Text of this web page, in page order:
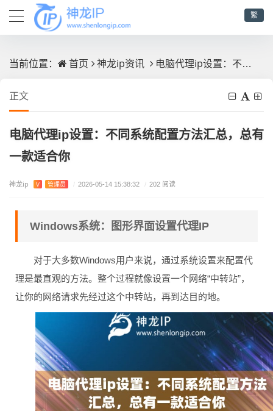
繁
当前位置： 首页 神龙ip资讯 电脑代理ip设置：不同系统配置方法汇总，总有一款适合你
正文
电脑代理ip设置：不同系统配置方法汇总，总有
一款适合你
神龙ip V 管理员 / 2026-05-14 15:38:32 / 202 阅读
Windows系统：图形界面设置代理IP
对于大多数Windows用户来说，通过系统设置来配置代
理是最直观的方法。整个过程就像设置一个网络“中转站”，
让你的网络请求先经过这个中转站，再到达目的地。